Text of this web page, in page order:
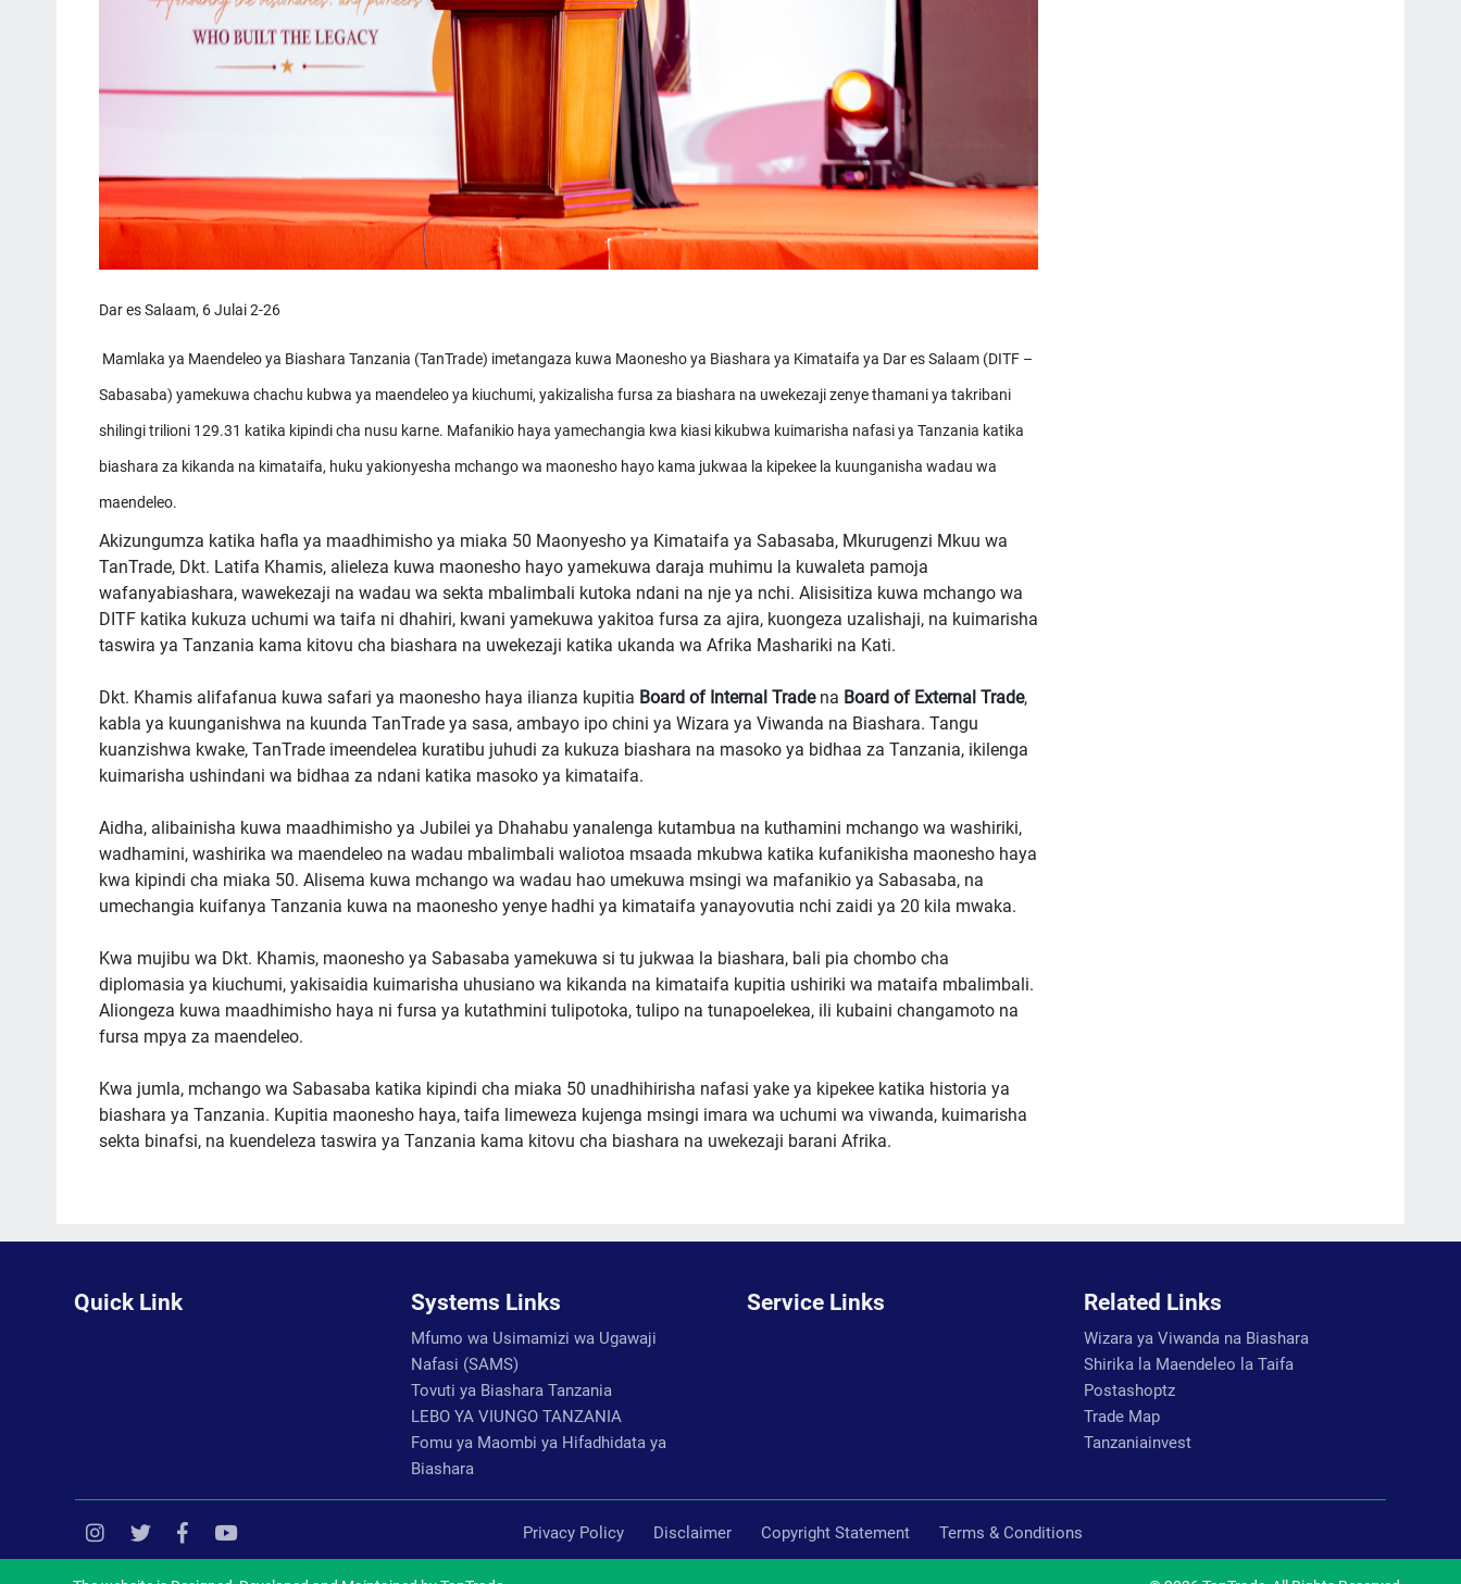
Dar es Salaam, 6 Julai 2-26
Mamlaka ya Maendeleo ya Biashara Tanzania (TanTrade) imetangaza kuwa Maonesho ya Biashara ya Kimataifa ya Dar es Salaam (DITF –
Sabasaba) yamekuwa chachu kubwa ya maendeleo ya kiuchumi, yakizalisha fursa za biashara na uwekezaji zenye thamani ya takribani
shilingi trilioni 129.31 katika kipindi cha nusu karne. Mafanikio haya yamechangia kwa kiasi kikubwa kuimarisha nafasi ya Tanzania katika
biashara za kikanda na kimataifa, huku yakionyesha mchango wa maonesho hayo kama jukwaa la kipekee la kuunganisha wadau wa
maendeleo.
Akizungumza katika hafla ya maadhimisho ya miaka 50 Maonyesho ya Kimataifa ya Sabasaba, Mkurugenzi Mkuu wa
TanTrade, Dkt. Latifa Khamis, alieleza kuwa maonesho hayo yamekuwa daraja muhimu la kuwaleta pamoja
wafanyabiashara, wawekezaji na wadau wa sekta mbalimbali kutoka ndani na nje ya nchi. Alisisitiza kuwa mchango wa
DITF katika kukuza uchumi wa taifa ni dhahiri, kwani yamekuwa yakitoa fursa za ajira, kuongeza uzalishaji, na kuimarisha
taswira ya Tanzania kama kitovu cha biashara na uwekezaji katika ukanda wa Afrika Mashariki na Kati.
Dkt. Khamis alifafanua kuwa safari ya maonesho haya ilianza kupitia Board of Internal Tradena Board of External Trade,
kabla ya kuunganishwa na kuunda TanTrade ya sasa, ambayo ipo chini ya Wizara ya Viwanda na Biashara. Tangu
kuanzishwa kwake, TanTrade imeendelea kuratibu juhudi za kukuza biashara na masoko ya bidhaa za Tanzania, ikilenga
kuimarisha ushindani wa bidhaa za ndani katika masoko ya kimataifa.
Aidha, alibainisha kuwa maadhimisho ya Jubilei ya Dhahabu yanalenga kutambua na kuthamini mchango wa washiriki,
wadhamini, washirika wa maendeleo na wadau mbalimbali waliotoa msaada mkubwa katika kufanikisha maonesho haya
kwa kipindi cha miaka 50. Alisema kuwa mchango wa wadau hao umekuwa msingi wa mafanikio ya Sabasaba, na
umechangia kuifanya Tanzania kuwa na maonesho yenye hadhi ya kimataifa yanayovutia nchi zaidi ya 20 kila mwaka.
Kwa mujibu wa Dkt. Khamis, maonesho ya Sabasaba yamekuwa si tu jukwaa la biashara, bali pia chombo cha
diplomasia ya kiuchumi, yakisaidia kuimarisha uhusiano wa kikanda na kimataifa kupitia ushiriki wa mataifa mbalimbali.
Aliongeza kuwa maadhimisho haya ni fursa ya kutathmini tulipotoka, tulipo na tunapoelekea, ili kubaini changamoto na
fursa mpya za maendeleo.
Kwa jumla, mchango wa Sabasaba katika kipindi cha miaka 50 unadhihirisha nafasi yake ya kipekee katika historia ya
biashara ya Tanzania. Kupitia maonesho haya, taifa limeweza kujenga msingi imara wa uchumi wa viwanda, kuimarisha
sekta binafsi, na kuendeleza taswira ya Tanzania kama kitovu cha biashara na uwekezaji barani Afrika.
Quick Link Systems Links
Mfumo wa Usimamizi wa Ugawaji
Nafasi (SAMS)
Tovuti ya Biashara Tanzania
LEBO YA VIUNGO TANZANIA
Fomu ya Maombi ya Hifadhidata ya
Biashara
Service Links Related Links
Wizara ya Viwanda na Biashara
Shirika la Maendeleo la Taifa
Postashoptz
Trade Map
Tanzaniainvest
Privacy Policy Disclaimer Copyright Statement Terms & Conditions